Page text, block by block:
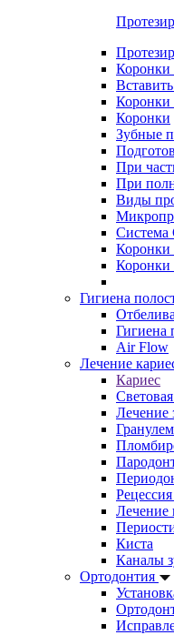
Коронки
Коронки
Коронки
Зубные
При
При
Виды
Система
Коронки
Коронки
Гигиена
Гигиена
Air Flow
Лечение
Кариес
Лечение
Лечение
Киста
Каналы
Ортодонтия